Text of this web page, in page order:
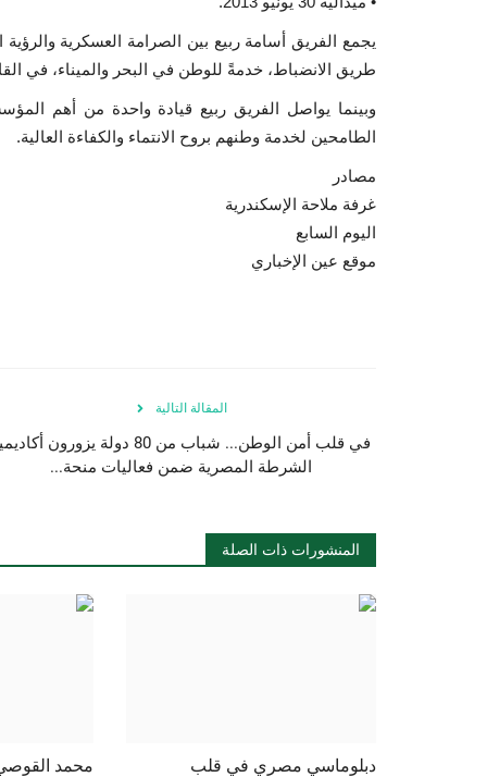
يجمع الفريق أسامة ربيع بين الصرامة العسكرية
طريق الانضباط، خدمةً للوطن في البحر والميناء، في
وبينما يواصل الفريق ربيع قيادة واحدة من أهم
الطامحين لخدمة وطنهم بروح الانتماء والكفاءة العالية.
مصادر
غرفة ملاحة الإسكندرية
اليوم السابع
موقع عين الإخباري
المقالة التالية
في قلب أمن الوطن... شباب من 80 دولة يزورون
الشرطة المصرية ضمن فعاليات منحة...
المنشورات ذات الصلة
دبلوماسي مصري في قلب
محمد